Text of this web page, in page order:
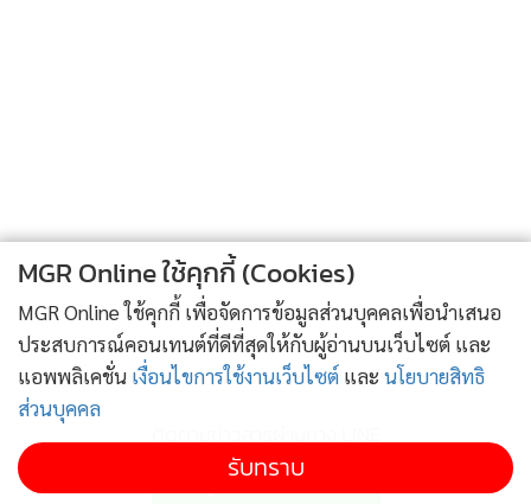
“ยินดีค่ะ”
“แล้วมาบ่อยๆนะจ๊ะพ่อรัญ”นิภาพรรณบอกอย่างยิ้มแย้ม
“ใช่...ต้องหมั่นมาบ่อยๆนะ”
รัญยิ้ม
“ครับ”
รัญเดินออกไป การ์ตูนดีใจ
“ไชโย...ในที่สุดนางเอกก็ให้อภัยพระเอก”
“รีบไปหาไอ้บัวกันดีกว่า”
MGR Online ใช้คุกกี้ (Cookies)
MGR Online ใช้คุกกี้ เพื่อจัดการข้อมูลส่วนบุคคลเพื่อนำเสนอ
ประสบการณ์คอนเทนต์ที่ดีที่สุดให้กับผู้อ่านบนเว็บไซต์ และ
แอพพลิเคชั่น เงื่อนไขการใช้งานเว็บไซต์ และ นโยบายสิทธิ
ส่วนบุคคล
รับทราบ